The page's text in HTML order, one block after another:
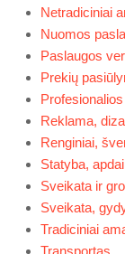
Netradiciniai
Nuomos
Paslaugos
Prekių
Reklama,
Renginiai,
Statyba,
Sveikata ir
Sveikata,
Tradiciniai